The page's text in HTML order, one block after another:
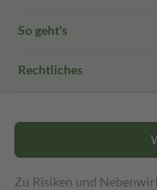
So geht's
Rechtliches
Zu Risiken und